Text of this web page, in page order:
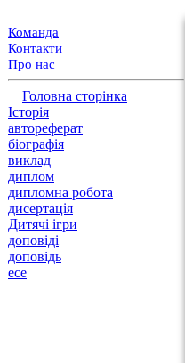
Команда
Контакти
Про нас
Головна сторінка
Історія
автореферат
біографія
виклад
диплом
дипломна робота
дисертація
Дитячі ігри
доповіді
доповідь
есе